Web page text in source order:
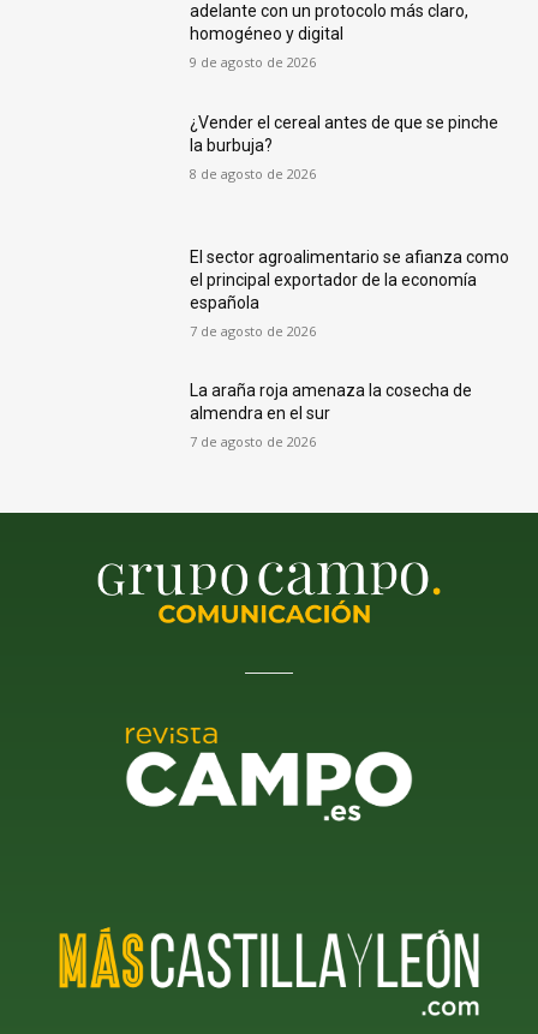
adelante con un protocolo más claro,
homogéneo y digital
9 de agosto de 2026
¿Vender el cereal antes de que se pinche
la burbuja?
8 de agosto de 2026
El sector agroalimentario se afianza como
el principal exportador de la economía
española
7 de agosto de 2026
La araña roja amenaza la cosecha de
almendra en el sur
7 de agosto de 2026